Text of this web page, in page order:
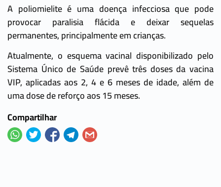
A poliomielite é uma doença infecciosa que pode
provocar paralisia flácida e deixar sequelas
permanentes, principalmente em crianças.
Atualmente, o esquema vacinal disponibilizado pelo
Sistema Único de Saúde prevê três doses da vacina
VIP, aplicadas aos 2, 4 e 6 meses de idade, além de
uma dose de reforço aos 15 meses.
Compartilhar